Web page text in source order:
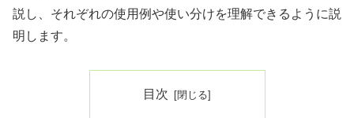
説し、それぞれの使用例や使い分けを理解できるように説
明します。
目次